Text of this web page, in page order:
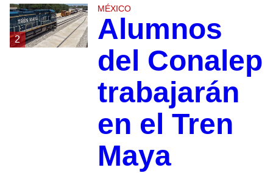
2
MÉXICO
Alumnos
del Conalep
trabajarán
en el Tren
Maya